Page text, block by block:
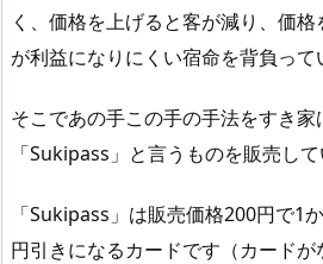
く、価格を上げると客が減り、価
が利益になりにくい宿命を背負って
そこであの手この手の手法をすき
「Sukipass」と言うものを販売して
「Sukipass」は販売価格200円で1
円引きになるカードです（カード